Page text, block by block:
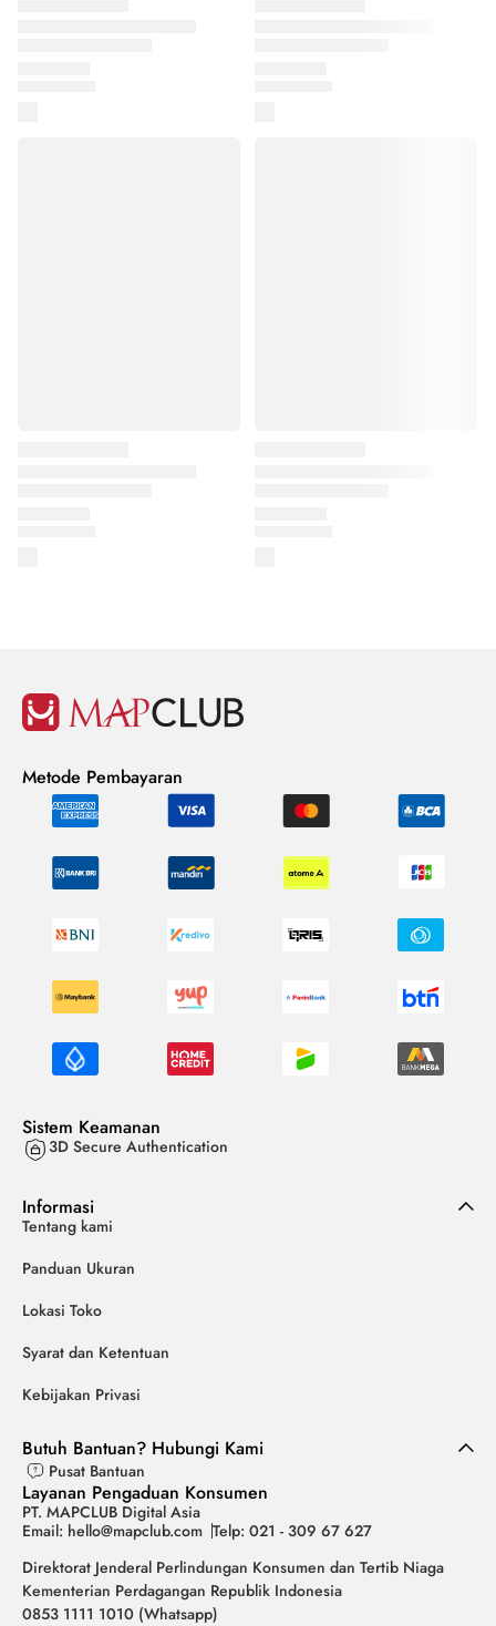
Metode Pembayaran
Sistem Keamanan
3D Secure Authentication
Informasi
Tentang kami
Panduan Ukuran
Lokasi Toko
Syarat dan Ketentuan
Kebijakan Privasi
Butuh Bantuan? Hubungi Kami
Pusat Bantuan
Layanan Pengaduan Konsumen
PT. MAPCLUB Digital Asia
Email: hello@mapclub.com Telp: 021 - 309 67 627
Direktorat Jenderal Perlindungan Konsumen dan Tertib Niaga
Kementerian Perdagangan Republik Indonesia
0853 1111 1010 (Whatsapp)